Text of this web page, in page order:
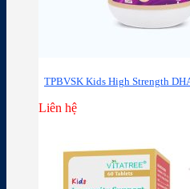
TPBVSK Kids High Strength
Liên hệ